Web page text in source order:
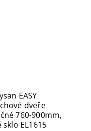
EASY
dveře
760-900mm,
sklo EL1615